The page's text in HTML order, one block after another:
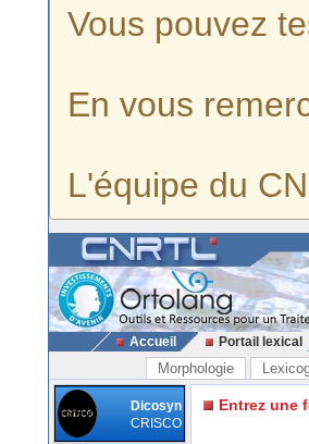
Vous pouvez
En vous
L'équipe du
Accueil Portail lexical
Morphologie
Dicosyn
CRISCO
Entrez une